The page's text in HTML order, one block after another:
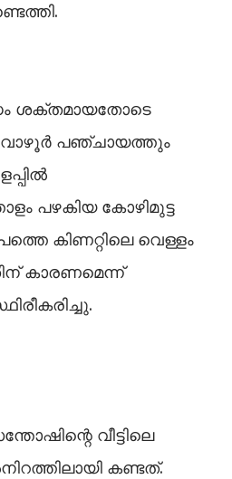
ശക്തമായതോടെ
പഞ്ചായത്തും
പഴകിയ കോഴിമുട്ട
കിണറ്റിലെ വെള്ളം
കാരണമെന്ന്
വീട്ടിലെ
കണ്ടത്.